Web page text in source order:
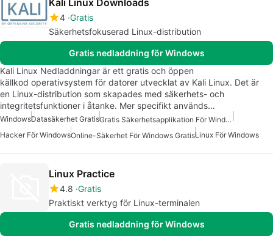
4 Gratis
Säkerhetsfokuserad Linux-distribution
Gratis nedladdning för Windows
Kali Linux Nedladdningar är ett gratis och öppen
källkod operativsystem för datorer utvecklat av Kali Linux. Det är
en Linux-distribution som skapades med säkerhets- och
integritetsfunktioner i åtanke. Mer specifikt används…
WindowsDatasäkerhet Gratis
Gratis Säkerhetsapplikation För Windows
Hacker För WindowsOnline-Säkerhet För Windows GratisLinux För Windows
Linux Practice
4.8 Gratis
Praktiskt verktyg för Linux-terminalen
Gratis nedladdning för Windows